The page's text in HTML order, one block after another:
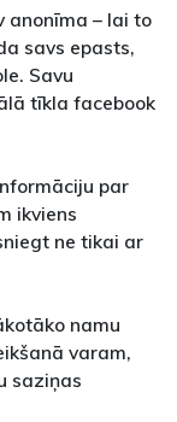
anonīma – lai to
savs epasts,
Savu
tīkla facebook
par
ikviens
ne tikai ar
namu
varam,
saziņas